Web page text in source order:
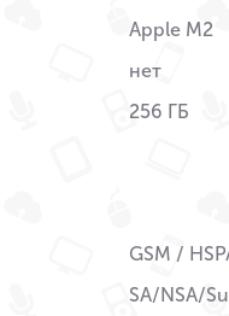
Apple M2
нет
256 ГБ
GSM /
SA/NSA/